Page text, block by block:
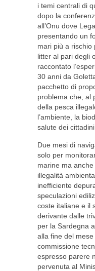
i temi centrali di
dopo la
all’Onu dove
presentando un
mari più a rischio
litter al pari degli
raccontato
30 anni da
pacchetto di
problema che, al
della pesca
l’ambiente, la
salute dei cittadini.
Due mesi di
solo per
marine ma
illegalità
inefficiente
speculazioni
coste italiane e il
derivante dalle
per la Sardegna
alla fine del
commissione
espresso parere
pervenuta al